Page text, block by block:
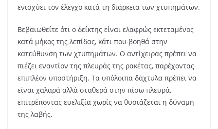
ενισχύει τον έλεγχο κατά τη διάρκεια των χτυπημάτων.
Βεβαιωθείτε ότι ο δείκτης είναι ελαφρώς εκτεταμένος
κατά μήκος της λεπίδας, κάτι που βοηθά στην
κατεύθυνση των χτυπημάτων. Ο αντίχειρας πρέπει να
πιέζει εναντίον της πλευράς της ρακέτας, παρέχοντας
επιπλέον υποστήριξη. Τα υπόλοιπα δάχτυλα πρέπει να
είναι χαλαρά αλλά σταθερά στην πίσω πλευρά,
επιτρέποντας ευελιξία χωρίς να θυσιάζεται η δύναμη
της λαβής.